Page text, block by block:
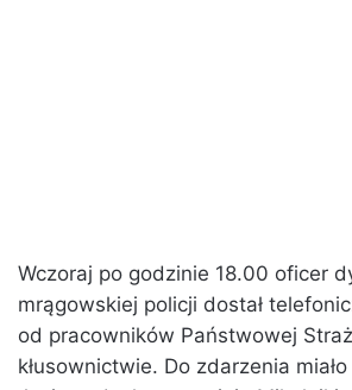
Wczoraj po godzinie 18.00 oficer
mrągowskiej policji dostał
od pracowników Państwowej
kłusownictwie. Do zdarzenia